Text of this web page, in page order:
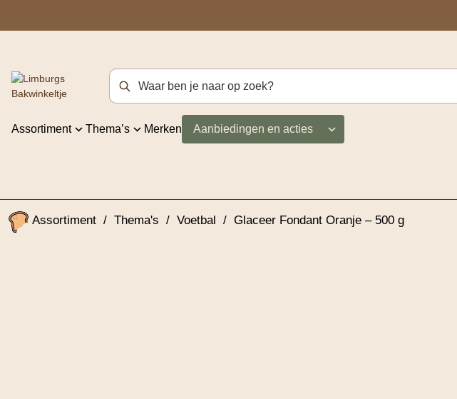
Zoekterm
Assortiment Thema’s Merken Aanbiedingen en acties
Assortiment / Thema's / Voetbal / Glaceer Fondant Oranje – 500 g